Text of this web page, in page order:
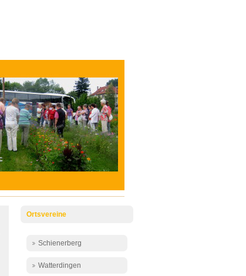
Ortsvereine
Schienerberg
Watterdingen